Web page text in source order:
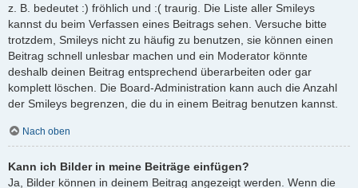
z. B. bedeutet :) fröhlich und :( traurig. Die Liste aller Smileys
kannst du beim Verfassen eines Beitrags sehen. Versuche bitte
trotzdem, Smileys nicht zu häufig zu benutzen, sie können einen
Beitrag schnell unlesbar machen und ein Moderator könnte
deshalb deinen Beitrag entsprechend überarbeiten oder gar
komplett löschen. Die Board-Administration kann auch die Anzahl
der Smileys begrenzen, die du in einem Beitrag benutzen kannst.
Nach oben
Kann ich Bilder in meine Beiträge einfügen?
Ja, Bilder können in deinem Beitrag angezeigt werden. Wenn die